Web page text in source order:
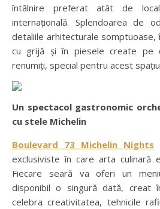
întâlnire preferat atât de
internațională. Splendoarea de
detaliile arhitecturale
cu grijă și în piesele create pe
renumiți, special pentru acest
Un spectacol gastronomic
cu stele Michelin
Boulevard 73 Michelin Nights
exclusiviste în care arta culinară
Fiecare seară va oferi un
disponibil o singură dată, creat
celebra creativitatea, tehnicile